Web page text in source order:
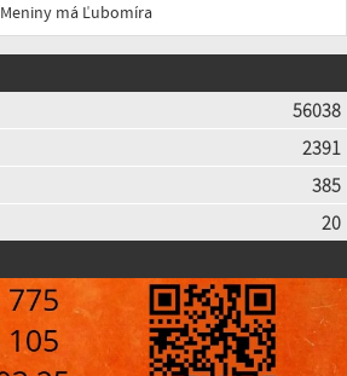
Meniny má Ľubomíra